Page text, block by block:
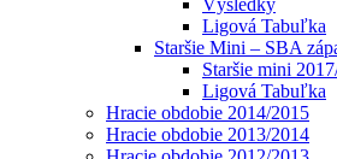
Ligová Tabuľka
Staršie Mini – SBA
Staršie mini
Ligová Tabuľka
Hracie obdobie 2014/2015
Hracie obdobie 2013/2014